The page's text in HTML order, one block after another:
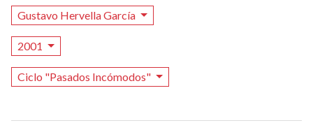
Gustavo Hervella García
2001
Ciclo "Pasados Incómodos"